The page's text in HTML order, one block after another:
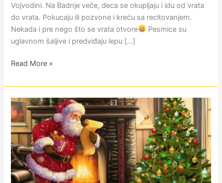
Vojvodini. Na Badnje veče, deca se okupljaju i idu od vrata
do vrata. Pokucaju ili pozvone i kreću sa recitovanjem.
Nekada i pre nego što se vrata otvore
Pesmice su
uglavnom šaljive i predviđaju lepu […]
Read More »
Pričala
mi
baba
o
Deda
Mrazu